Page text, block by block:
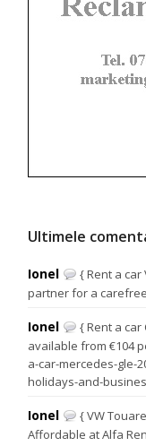
Ultimele
Ionel
{ Rent a car
partner for a
Ionel
{ Rent a car
available from €104
a-car-mercedes-gle-
holidays-and-
Ionel
{ VW
Affordable at Alfa